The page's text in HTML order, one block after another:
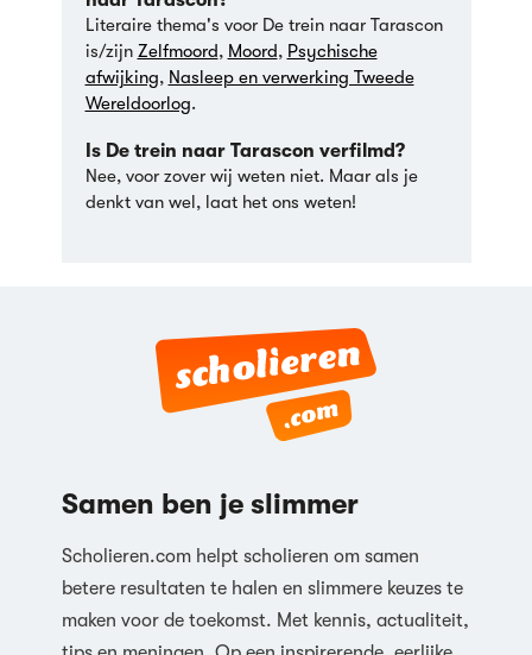
Literaire thema's voor De trein naar Tarascon
is/zijn Zelfmoord, Moord, Psychische
afwijking, Nasleep en verwerking Tweede
Wereldoorlog.
Is De trein naar Tarascon verfilmd?
Nee, voor zover wij weten niet. Maar als je
denkt van wel, laat het ons weten!
Samen ben je slimmer
Scholieren.com helpt scholieren om samen
betere resultaten te halen en slimmere keuzes te
maken voor de toekomst. Met kennis, actualiteit,